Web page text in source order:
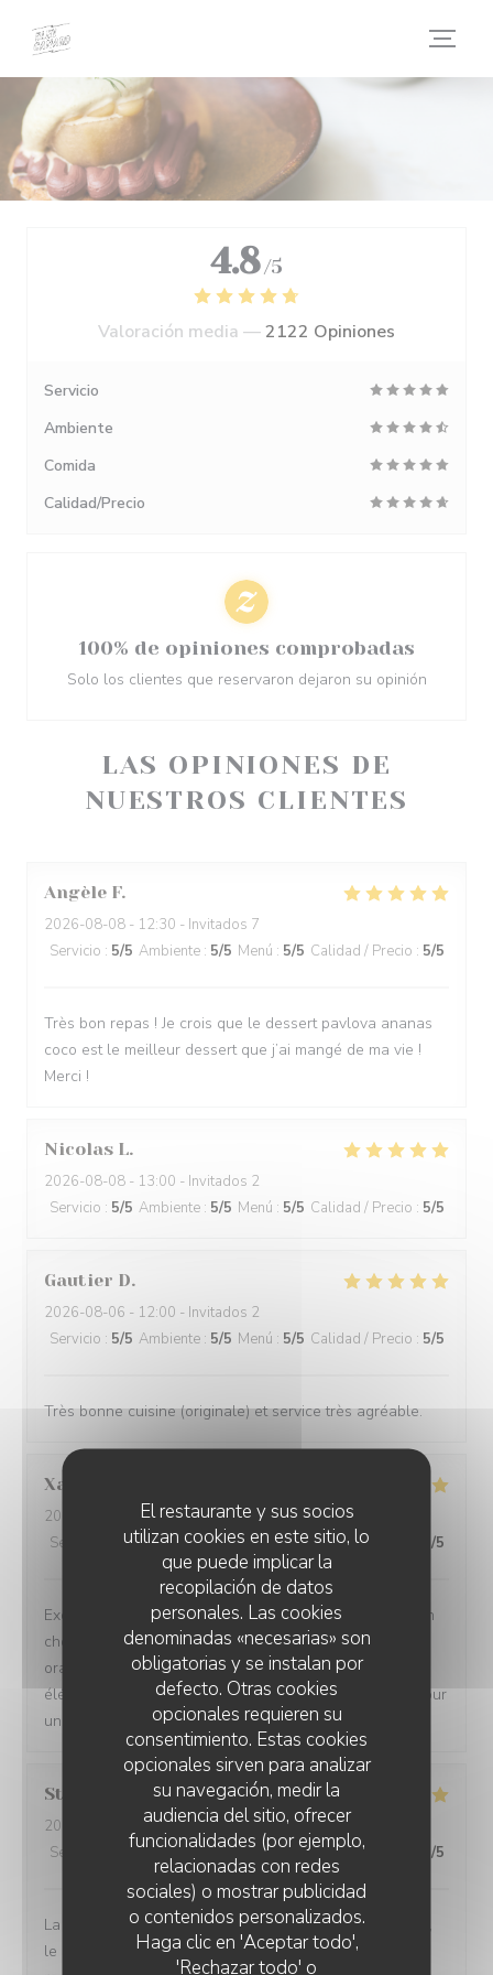
El restaurante y sus socios
utilizan cookies en este sitio, lo
que puede implicar la
recopilación de datos
personales. Las cookies
denominadas «necesarias» son
obligatorias y se instalan por
defecto. Otras cookies
opcionales requieren su
consentimiento. Estas cookies
opcionales sirven para analizar
su navegación, medir la
audiencia del sitio, ofrecer
funcionalidades (por ejemplo,
relacionadas con redes
sociales) o mostrar publicidad
o contenidos personalizados.
Haga clic en 'Aceptar todo',
'Rechazar todo' o
LAS OPINIONES DE
NUESTROS CLIENTES
Angèle F
2026-08-08 - 12:30 - Invitados 7
Servicio : 5/5 Ambiente : 5/5 Menú : 5/5 Calidad / Precio : 5/5
Très bon repas ! Je crois que le dessert pavlova ananas
coco est le meilleur dessert que j’ai mangé de ma vie !
Merci !
Nicolas L
2026-08-08 - 13:00 - Invitados 2
Servicio : 5/5 Ambiente : 5/5 Menú : 5/5 Calidad / Precio : 5/5
Gautier D
2026-08-06 - 12:00 - Invitados 2
Servicio : 5/5 Ambiente : 5/5 Menú : 5/5 Calidad / Precio : 5/5
Très bonne cuisine (originale) et service très agréable.
Xavier
2026-08-05
- 20:15 - Invitados 2
Servicio
/5 Ambiente:5/5 Menú : 5/5 Calidad / Precio /5
Excellente table de Lille, cuisine raffinée et originale. Un
choix soigneu de vins blancs rouges rosés et même
oranges. Nous avons pu déguster avec délice chaque
élément de la proposition du chef en 5 temps. Parfait pour
un dîner à deux ! À bientôt
Stéphane
2026-08-05
- 20:15 - Invitados 3
Servicio
/5 Ambiente: 5/5 Menú:4 /5 Calidad / Precio /5
La cuisine est délicieuse, les vins tout à fait bien choisis,
le cadre très agréable et l'équipe très sympa ! Je
4.8 /5
Valoración media —2122 Opiniones
Servicio
Ambiente
Comida
Calidad/Precio
100% de opiniones comprobadas
Solo los clientes que reservaron dejaron su opinión